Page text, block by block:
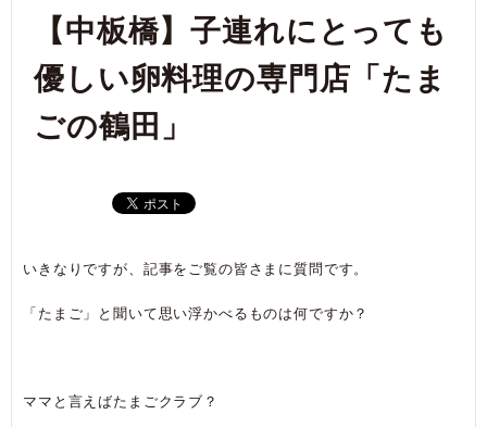
【中板橋】子連れにとっても
優しい卵料理の専門店「たま
ごの鶴田」
いきなりですが、記事をご覧の皆さまに質問です。
「たまご」と聞いて思い浮かべるものは何ですか？
ママと言えばたまごクラブ？